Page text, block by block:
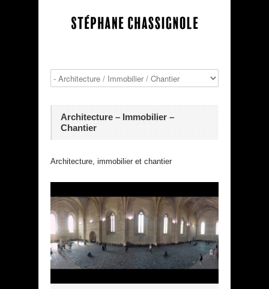
Architecture – Immobilier –
Chantier
Architecture, immobilier et chantier